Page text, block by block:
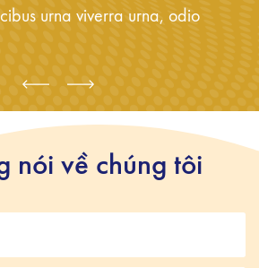
urna viverra urna, odio
nói về chúng tôi